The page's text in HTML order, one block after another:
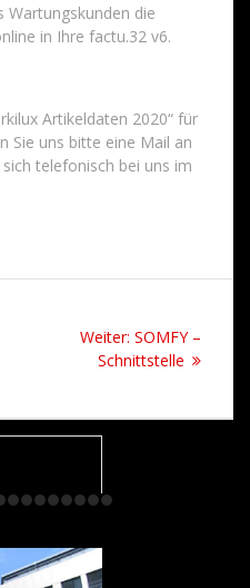
Wartungskunden die
in Ihre factu.32 v6.
Artikeldaten 2020“ für
Sie uns bitte eine Mail an
telefonisch bei uns im
Weiter: Nächster
Beitrag:
SOMFY –
Schnittstelle